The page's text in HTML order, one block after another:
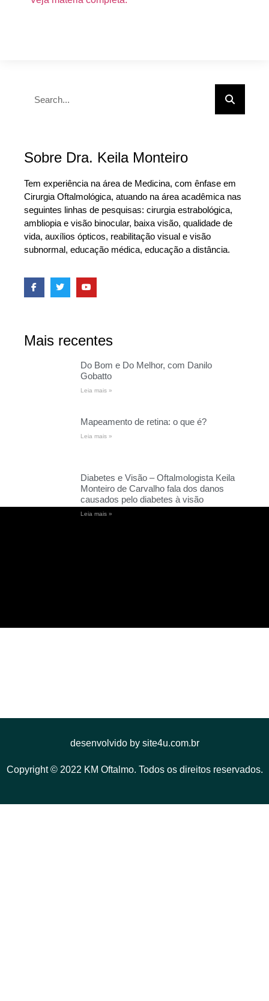
Sobre Dra. Keila Monteiro
Tem experiência na área de Medicina, com ênfase em
Cirurgia Oftalmológica, atuando na área acadêmica nas
seguintes linhas de pesquisas: cirurgia estrabológica,
ambliopia e visão binocular, baixa visão, qualidade de
vida, auxílios ópticos, reabilitação visual e visão
subnormal, educação médica, educação a distância.
Mais recentes
Do Bom e Do Melhor, com Danilo
Gobatto
Leia mais »
Mapeamento de retina: o que é?
Leia mais »
Diabetes e Visão – Oftalmologista Keila
Monteiro de Carvalho fala dos danos
causados pelo diabetes à visão
Leia mais »
Copyright © 2022 KM Oftalmo. Todos os direitos reservados.
desenvolvido by site4u.com.br